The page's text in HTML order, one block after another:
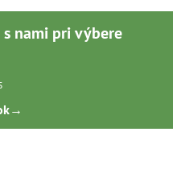
s nami pri výbere
→